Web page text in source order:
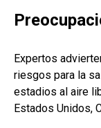
Expertos
riesgos para la
estadios al aire
Estados Unidos,